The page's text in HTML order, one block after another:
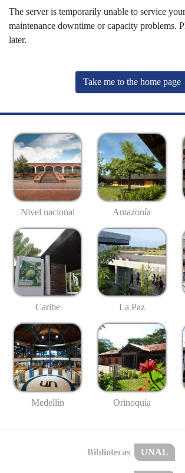
The server is temporarily unable to service
maintenance downtime or capacity problems.
later.
Take me to the home page
Nivel nacional Amazonía
Caribe La Paz
Medellín Orinoquía
Bibliotecas UNAL